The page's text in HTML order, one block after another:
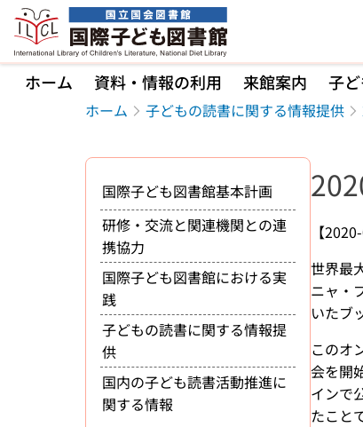
本文へ移動
ホーム 資料・情報の利用 来館案内 子
ホーム 子どもの読書に関する情報提供
【
世界最
ニャ・
いたブ
このオ
会を開
インで
たこと
国際子ども図書館基本計画
研修・交流と関連機関との連
携協力
国際子ども図書館における実
践
子どもの読書に関する情報提
供
国内の子ども読書活動推進に
関する情報